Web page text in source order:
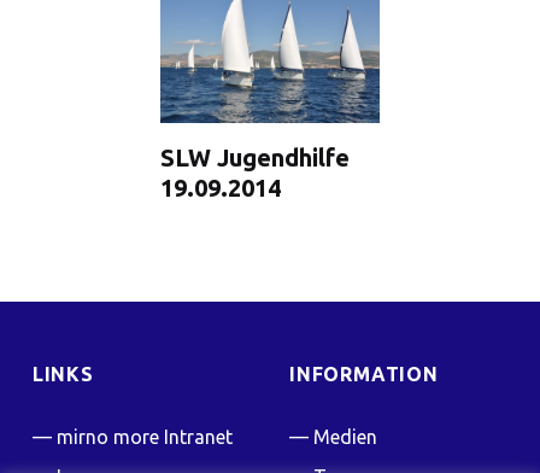
SLW Jugendhilfe
19.09.2014
LINKS
mirno more Intranet
INFORMATION
Medien